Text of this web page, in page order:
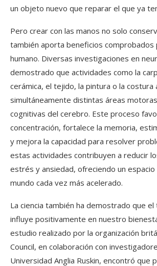
un objeto nuevo que reparar el que ya
Pero crear con las manos no solo
también aporta beneficios comprobados
humano. Diversas investigaciones en
demostrado que actividades como la
cerámica, el tejido, la pintura o la costura
simultáneamente distintas áreas
cognitivas del cerebro. Este proceso
concentración, fortalece la memoria,
y mejora la capacidad para resolver
estas actividades contribuyen a reducir
estrés y ansiedad, ofreciendo un espacio
mundo cada vez más acelerado.
La ciencia también ha demostrado que el
influye positivamente en nuestro
estudio realizado por la organización
Council, en colaboración con
Universidad Anglia Ruskin, encontró que